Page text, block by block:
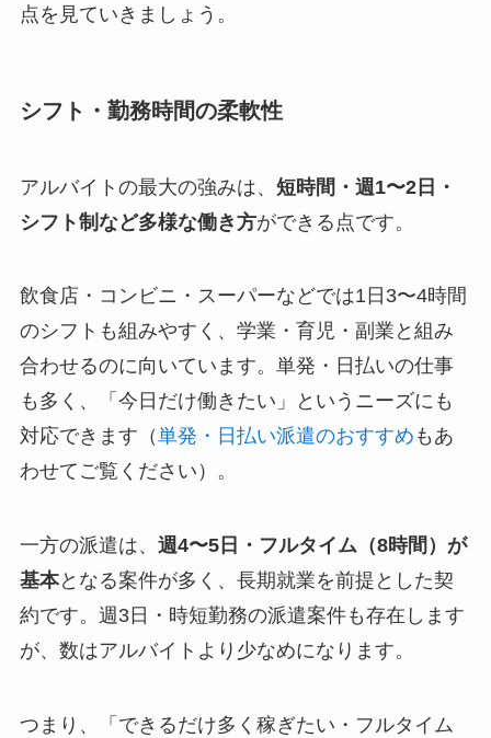
点を見ていきましょう。
シフト・勤務時間の柔軟性
アルバイトの最大の強みは、 短時間・週1〜2日・
シフト制など多様な働き方ができる点です。
飲食店・コンビニ・スーパーなどでは1日3〜4時間
のシフトも組みやすく、学業・育児・副業と組み
合わせるのに向いています。単発・日払いの仕事
も多く、「今日だけ働きたい」というニーズにも
対応できます（単発・日払い派遣のおすすめ もあ
わせてご覧ください）。
一方の派遣は、 週4〜5日・フルタイム（8時間）が
基本となる案件が多く、長期就業を前提とした契
約です。週3日・時短勤務の派遣案件も存在します
が、数はアルバイトより少なめになります。
つまり、「できるだけ多く稼ぎたい・フルタイム